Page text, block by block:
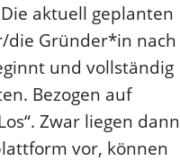
aktuell geplanten
die Gründer*in nach
und vollständig
Bezogen auf
Zwar liegen dann
vor, können